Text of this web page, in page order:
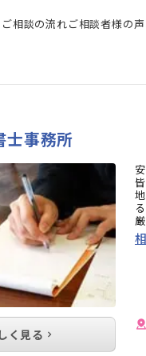
ご相談の流れご相談者様の声
士事務所
く見る